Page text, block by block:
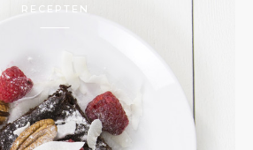
RECEPTEN